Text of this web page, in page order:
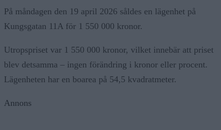
På måndagen den 19 april 2026 såldes en lägenhet på
Kungsgatan 11A för 1 550 000 kronor.
Utropspriset var 1 550 000 kronor, vilket innebär att priset
blev detsamma – ingen förändring i kronor eller procent.
Lägenheten har en boarea på 54,5 kvadratmeter.
Annons